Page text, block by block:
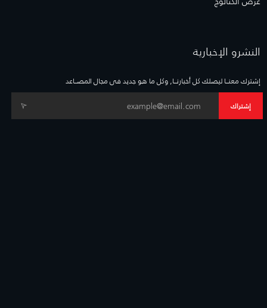
النشرو الإخبارية
إشترك معنــا ليصلك كل أخبارنــا, وكل ما هو جديد فى مجال المصــاعد